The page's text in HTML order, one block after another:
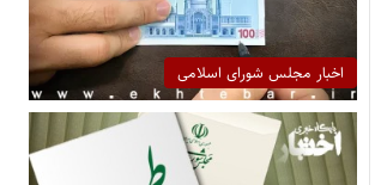
اخبار مجلس شورای اسلامی